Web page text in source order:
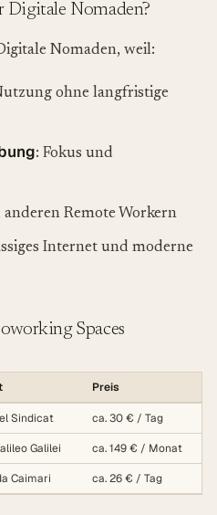
Digitale Nomaden?
Nomaden, weil:
ohne langfristige
: Fokus und
Remote Workern
Internet und moderne
Spaces
Preis
Sindicat ca. 30 € / Tag
Galilei ca. 149 € / Monat
Caimari ca. 26 € / Tag